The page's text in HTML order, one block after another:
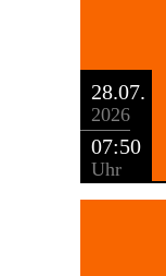
28.07.
2026
07:50
Uhr